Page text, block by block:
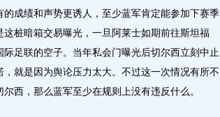
成绩和声势更诱人，至少蓝军肯定能参加下赛季
桩暗箱交易曝光，一旦阿莱士如期前往斯坦福
足联的空子。当年私会门曝光后切尔西立刻中止
就是因为舆论压力太大。不过这一次情况有所不
西，那么蓝军至少在规则上没有违反什么。